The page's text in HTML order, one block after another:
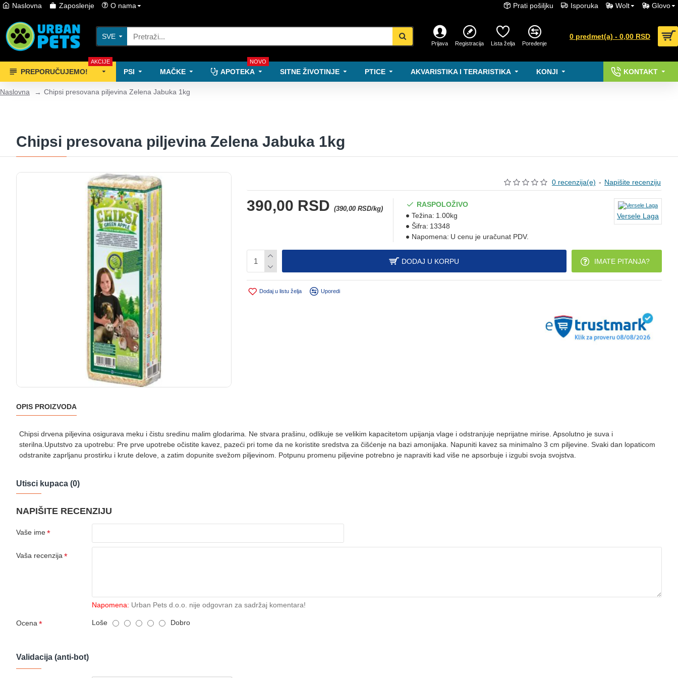
Naslovna Zaposlenje O nama Prati pošiljku Isporuka Wolt Glovo
SVE
Prijava Registracija Lista želja Poređenje
0 predmet(a) - 0,00 RSD
PREPORUČUJEMO!
AKCIJE
PSI MAČKE APOTEKA
NOVO
SITNE ŽIVOTINJE PTICE AKVARISTIKA I TERARISTIKA KONJI KONTAKT
Naslovna Chipsi presovana piljevina Zelena Jabuka 1kg
Chipsi presovana piljevina Zelena Jabuka 1kg
0 recenzija(e) - Napišite recenziju
390,00 RSD (390,00 RSD/kg)
RASPOLOŽIVO
Težina: 1.00kg
Šifra: 13348
Napomena: U cenu je uračunat PDV.
Versele Laga
DODAJ U KORPU IMATE PITANJA?
Dodaj u listu želja Uporedi
OPIS PROIZVODA
Chipsi drvena piljevina osigurava meku i čistu sredinu malim glodarima. Ne stvara prašinu, odlikuje se velikim kapacitetom upijanja vlage i odstranjuje neprijatne mirise. Apsolutno je suva i
sterilna.Uputstvo za upotrebu: Pre prve upotrebe očistite kavez, pazeći pri tome da ne koristite sredstva za čišćenje na bazi amonijaka. Napuniti kavez sa minimalno 3 cm piljevine. Svaki dan lopaticom
odstranite zaprljanu prostirku i krute delove, a zatim dopunite svežom piljevinom. Potpunu promenu piljevine potrebno je napraviti kad više ne apsorbuje i izgubi svoja svojstva.
Utisci kupaca (0)
NAPIŠITE RECENZIJU
Vaše ime
Vaša recenzija
Napomena: Urban Pets d.o.o. nije odgovran za sadržaj komentara!
Ocena Loše Dobro
Validacija (anti-bot)